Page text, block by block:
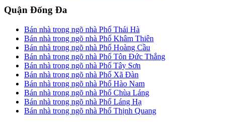
Quận Đống Đa
Bán nhà trong ngõ nhà Phố Thái Hà
Bán nhà trong ngõ nhà Phố Khâm Thiên
Bán nhà trong ngõ nhà Phố Hoàng Cầu
Bán nhà trong ngõ nhà Phố Tôn Đức Thắng
Bán nhà trong ngõ nhà Phố Tây Sơn
Bán nhà trong ngõ nhà Phố Xã Đàn
Bán nhà trong ngõ nhà Phố Hào Nam
Bán nhà trong ngõ nhà Phố Chùa Láng
Bán nhà trong ngõ nhà Phố Láng Hạ
Bán nhà trong ngõ nhà Phố Thịnh Quang